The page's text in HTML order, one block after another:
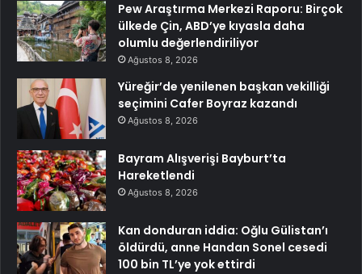
Pew Araştırma Merkezi Raporu: Birçok
ülkede Çin, ABD’ye kıyasla daha
olumlu değerlendiriliyor
Ağustos 8, 2026
Yüreğir’de yenilenen başkan vekilliği
seçimini Cafer Boyraz kazandı
Ağustos 8, 2026
Bayram Alışverişi Bayburt’ta
Hareketlendi
Ağustos 8, 2026
Kan donduran iddia: Oğlu Gülistan’ı
öldürdü, anne Handan Sonel cesedi
100 bin TL’ye yok ettirdi